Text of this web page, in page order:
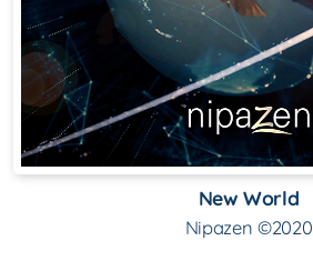
New World
Nipazen ©2020